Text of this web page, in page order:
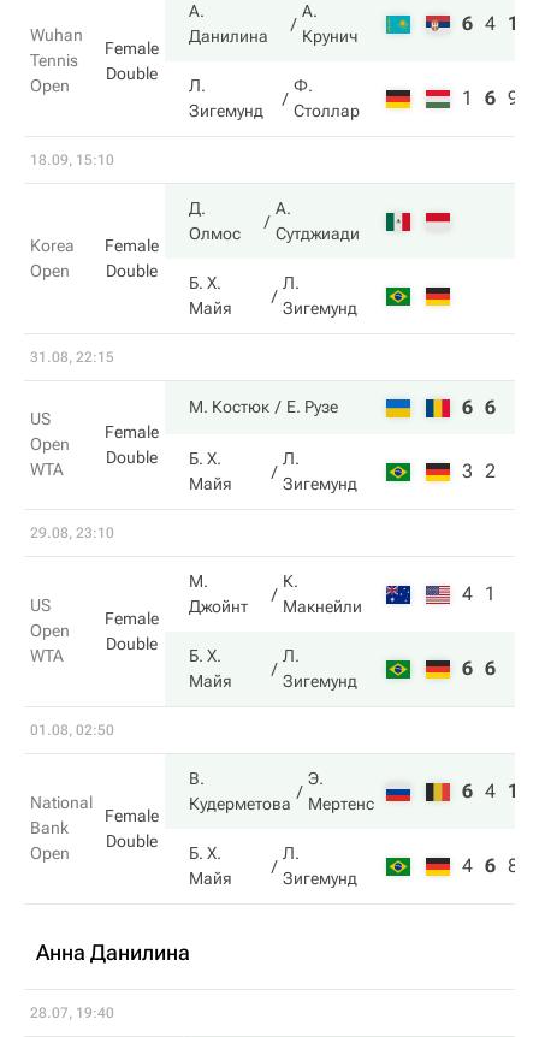
Wuhan
Tennis
Open
Female
Double
А.
Данилина
А.
Крунич
6 4 11
Л.
Зигемунд
Ф.
Столлар
1 6 9
18.09, 15:10
Korea
Open
Female
Double
Д.
Олмос
А.
Сутджиади
Б. Х.
Майя
Л.
Зигемунд
31.08, 22:15
US
Open
WTA
Female
Double
М. Костюк Е. Рузе 6 6
Б. Х.
Майя
Л.
Зигемунд
3 2
29.08, 23:10
US
Open
WTA
Female
Double
М.
Джойнт
К.
Макнейли
4 1
Б. Х.
Майя
Л.
Зигемунд
6 6
01.08, 02:50
National
Bank
Open
Female
Double
В.
Кудерметова
Э.
Мертенс
6 4 10
Б. Х.
Майя
Л.
Зигемунд
4 6 8
Анна Данилина
28.07, 19:40